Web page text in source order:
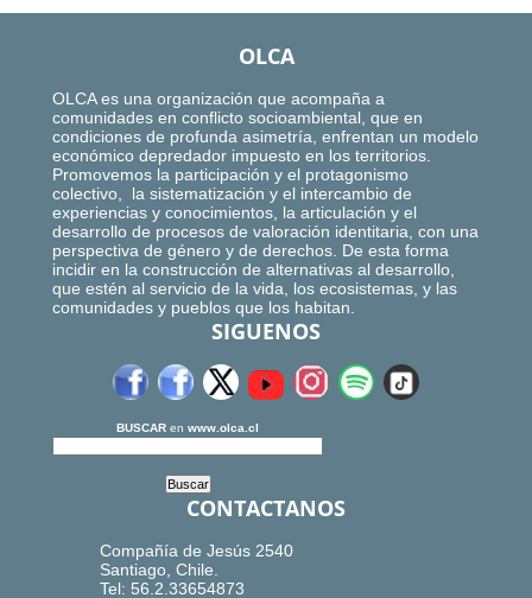
OLCA
OLCA es una organización que acompaña a
comunidades en conflicto socioambiental, que en
condiciones de profunda asimetría, enfrentan un modelo
económico depredador impuesto en los territorios.
Promovemos la participación y el protagonismo
colectivo, la sistematización y el intercambio de
experiencias y conocimientos, la articulación y el
desarrollo de procesos de valoración identitaria, con una
perspectiva de género y de derechos. De esta forma
incidir en la construcción de alternativas al desarrollo,
que estén al servicio de la vida, los ecosistemas, y las
comunidades y pueblos que los habitan.
SIGUENOS
BUSCAR en www.olca.cl
CONTACTANOS
Compañía de Jesús 2540
Santiago, Chile.
Tel: 56.2.33654873